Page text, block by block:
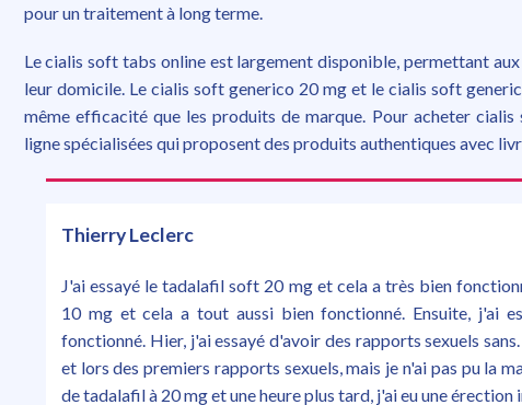
pour un traitement à long terme.
Le cialis soft tabs online est largement disponible, permettant
leur domicile. Le cialis soft generico 20 mg et le cialis soft
même efficacité que les produits de marque. Pour acheter
ligne spécialisées qui proposent des produits authentiques avec
Thierry Leclerc
J'ai essayé le tadalafil soft 20 mg et cela a très bien
10 mg et cela a tout aussi bien fonctionné. Ensuite, j'ai
fonctionné. Hier, j'ai essayé d'avoir des rapports sexuels
et lors des premiers rapports sexuels, mais je n'ai pas pu la
de tadalafil à 20 mg et une heure plus tard, j'ai eu une érection